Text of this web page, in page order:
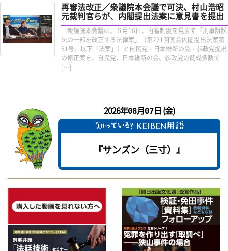
再審法改正／衆議院本会議で可決、村山浩昭
元裁判官らが、内閣提出法案に意見書を提出
衆議院本会議は、６月16日、再審制度を見直す「刑事訴訟
法の一部を改正する法律案」（第221回国会内閣提出法案第
61号、以下「法案」）と自民党・日本維新の会・参政党提出
の修正案を、自民党、日本維新の会、参政党の賛成多数で
[…]
2026年08月07日 (金)
『サンズン（三寸）』